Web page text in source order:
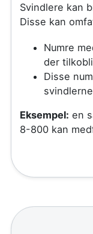
Svindlere kan
Disse kan
Numre
der
Disse
Eksempel: en
8-800 kan